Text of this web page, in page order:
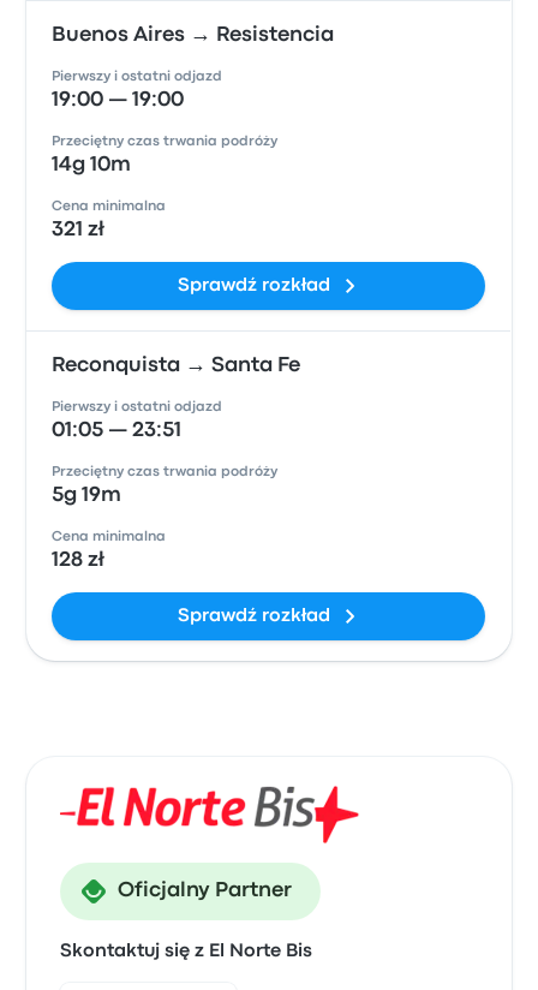
Buenos Aires → Resistencia
Pierwszy i ostatni odjazd
19:00 — 19:00
Przeciętny czas trwania podróży
14g 10m
Cena minimalna
321 zł
Sprawdź rozkład
Reconquista → Santa Fe
Pierwszy i ostatni odjazd
01:05 — 23:51
Przeciętny czas trwania podróży
5g 19m
Cena minimalna
128 zł
Sprawdź rozkład
Oficjalny Partner
Skontaktuj się z El Norte Bis